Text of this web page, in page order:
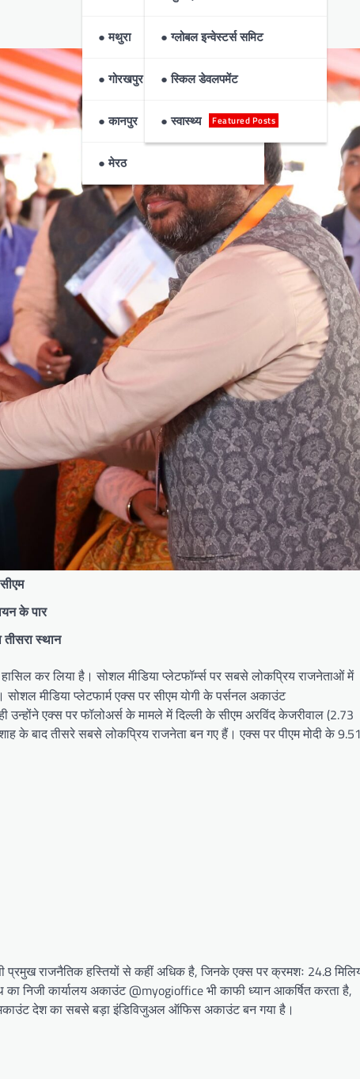
● मथुरा
● गोरखपुर
● कानपुर
● मेरठ
● ग्लोबल इन्वेस्टर्स समिट
● स्किल डेवलपमेंट
● स्वास्थ्य Featured Posts
के पार
तीसरा स्थान
कर लिया है। सोशल मीडिया प्लेटफॉर्म्स पर सबसे लोकप्रिय राजनेताओं में
मीडिया प्लेटफार्म एक्स पर सीएम योगी के पर्सनल अकाउंट
एक्स पर फॉलोअर्स के मामले में दिल्ली के सीएम अरविंद केजरीवाल (2.73
के बाद तीसरे सबसे लोकप्रिय राजनेता बन गए हैं। एक्स पर पीएम मोदी के 9.51
प्रमुख राजनैतिक हस्तियों से कहीं अधिक है, जिनके एक्स पर क्रमशः 24.8
निजी कार्यालय अकाउंट @myogioffice भी काफी ध्यान आकर्षित करता है,
देश का सबसे बड़ा इंडिविजुअल ऑफिस अकाउंट बन गया है।